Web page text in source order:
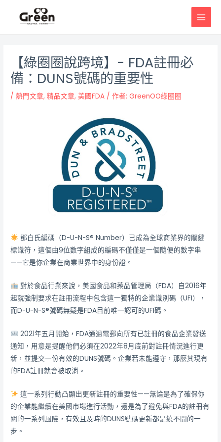
【綠圈圈說跨境】- FDA註冊必
備：DUNS號碼的重要性
/熱門文章,精品文章,美國FDA / 作者:GreenOO綠圈圈
鄧白氏編碼（D-U-N-S® Number）已成為全球商業界的關鍵
標識符，這個由9位數字組成的編碼不僅僅是一個隨便的數字串
——它是你企業在商業世界中的身份證。
對於食品行業來說，美國食品和藥品管理局（FDA）自2016年
起就強制要求在註冊流程中包含這一獨特的企業識別碼（UFI），
而D-U-N-S®號碼無疑是FDA目前唯一認可的UFI碼。
2021年五月開始，FDA通過電郵向所有已註冊的食品企業發送
通知，用意是提醒他們必須在2022年8月底前對註冊情況進行更
新，並提交一份有效的DUNS號碼。企業若未能遵守，那麼其現有
的FDA註冊就會被取消。
這一系列行動凸顯出更新註冊的重要性——無論是為了確保你
的企業能繼續在美國市場進行活動，還是為了避免與FDA的註冊有
關的一系列風險，有效且及時的DUNS號碼更新都是繞不開的一
步。